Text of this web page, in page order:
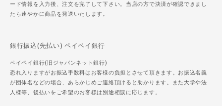
ード情報を入力後、注文を完了して下さい。当店の方で決済が確認できまし
たら速やかに商品を発送いたします。
銀行振込(先払い) ペイペイ銀行
ペイペイ銀行(旧ジャパンネット銀行)
恐れ入りますがお振込手数料はお客様の負担とさせて頂きます。お振込名義
が団体名などの場合、あらかじめご連絡頂けると助かります。また大学や法
人様等、後払いをご希望のお客様は別途相談に応じます。